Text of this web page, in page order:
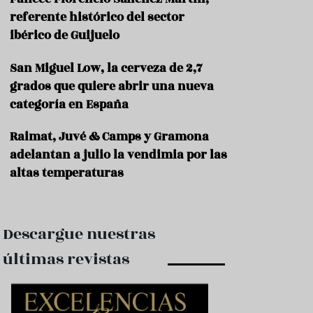
r
a
n
s
F
n
referente histórico del sector
ibérico de Guijuelo
San Miguel Low, la cerveza de 2,7
grados que quiere abrir una nueva
categoría en España
Raimat, Juvé & Camps y Gramona
adelantan a julio la vendimia por las
altas temperaturas
Descargue nuestras
últimas revistas